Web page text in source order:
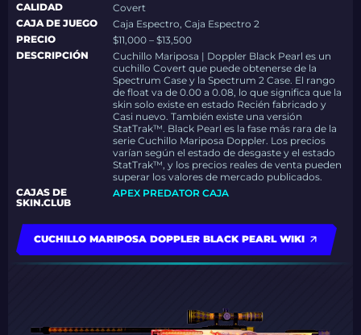
CALIDAD
Covert
CAJA DE JUEGO
Caja Espectro, Caja Espectro 2
PRECIO
$11,000 – $13,500
DESCRIPCIÓN
Cuchillo Mariposa | Doppler Black Pearl es un
cuchillo Covert que puede obtenerse de la
Spectrum Case y la Spectrum 2 Case. El rango
de float va de 0.00 a 0.08, lo que significa que la
skin solo existe en estado Recién fabricado y
Casi nuevo. También existe una versión
StatTrak™. Black Pearl es la fase más rara de la
serie Cuchillo Mariposa Doppler. Los precios
varían según el estado de desgaste y el estado
StatTrak™, y los precios reales de venta pueden
superar los valores de mercado publicados.
CAJAS DE
SKIN.CLUB
APEX PREDATOR CAJA
CUCHILLO MARIPOSA DOPPLER BLACK PEARL WIKI